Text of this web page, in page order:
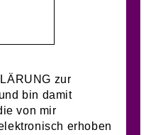
zur
bin damit
von mir
erhoben